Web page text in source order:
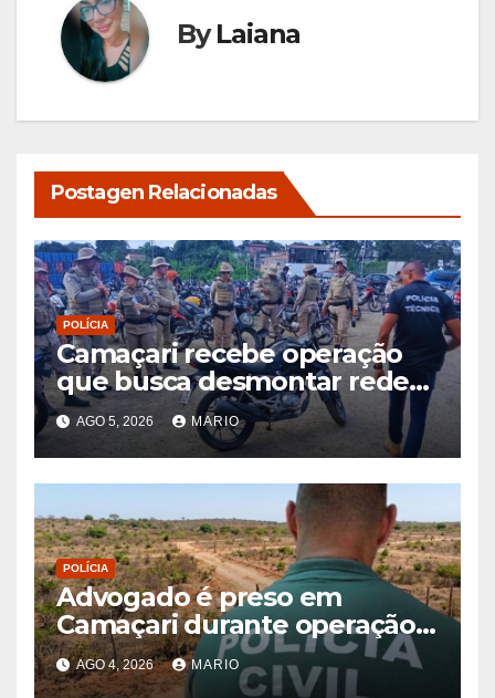
ByLaiana
Postagen Relacionadas
POLÍCIA
Camaçari recebe operação
que busca desmontar rede
de receptação de veículos
roubados e clonados
AGO 5, 2026 MARIO
POLÍCIA
Advogado é preso em
Camaçari durante operação
contra fraudes envolvendo
imóveis
AGO 4, 2026 MARIO